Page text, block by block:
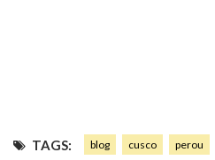
TAGS: blog cusco perou